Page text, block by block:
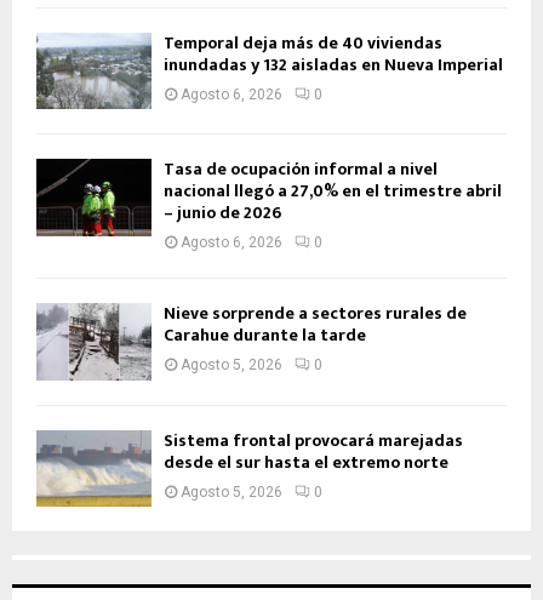
Temporal deja más de 40 viviendas
inundadas y 132 aisladas en Nueva Imperial
Agosto 6, 2026 0
Tasa de ocupación informal a nivel
nacional llegó a 27,0% en el trimestre abril
– junio de 2026
Agosto 6, 2026 0
Nieve sorprende a sectores rurales de
Carahue durante la tarde
Agosto 5, 2026 0
Sistema frontal provocará marejadas
desde el sur hasta el extremo norte
Agosto 5, 2026 0